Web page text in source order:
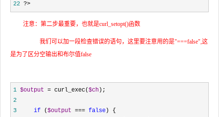
22 ?>
注意：第二步最重要，也就是curl_setopt()函数
我们可以加一段检查错误的语句，这里要注意用的是"===false",这
是为了区分空输出和布尔值false
1 $output = curl_exec($ch
2
3
if ($output === false